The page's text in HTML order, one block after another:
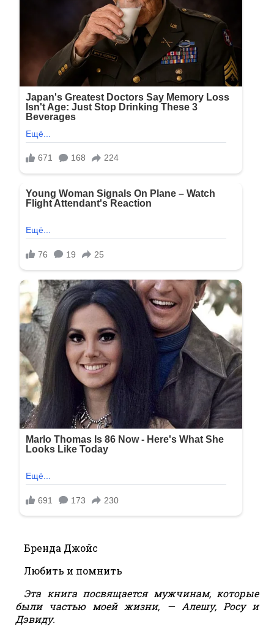
Бренда Джойс
Любить и помнить
Эта книга посвящается мужчинам, которые
были частью моей жизни, — Алешу, Росу и
Дэвиду.